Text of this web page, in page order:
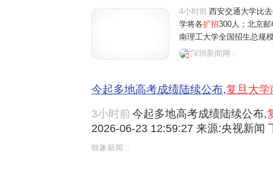
4小时前 西安交通大学比
学将各扩招300人；北京
南理工大学全国招生总规
山东大学、中央财经大学
深圳新闻网
今起多地高考成绩陆续公布,复旦大学
3小时前 今起多地高考成绩陆续公布,
2026-06-23 12:59:27 来源:央视新闻
朗普称能迅速解决黎巴嫩问题 两客
映象新闻